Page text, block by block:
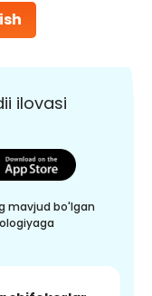
ilovasi
mavjud bo'lgan